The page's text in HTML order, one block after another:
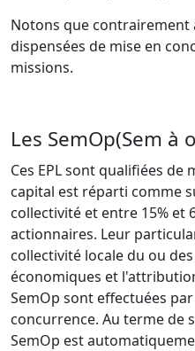
Notons que contrairement
dispensées de mise en
missions.
Les SemOp(Sem
Ces EPL sont qualifiées de
capital est réparti comme
collectivité et entre 15% et
actionnaires. Leur
collectivité locale du ou
économiques et
SemOp sont effectuées
concurrence. Au terme de
SemOp est